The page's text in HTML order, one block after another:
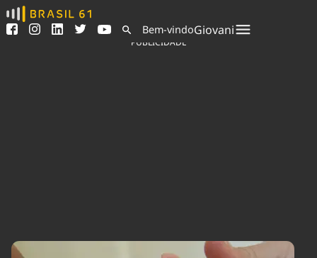
Ver todas as notícias
Podcasts
Indicadores
Bem-vindoGiovani
PUBLICIDADE